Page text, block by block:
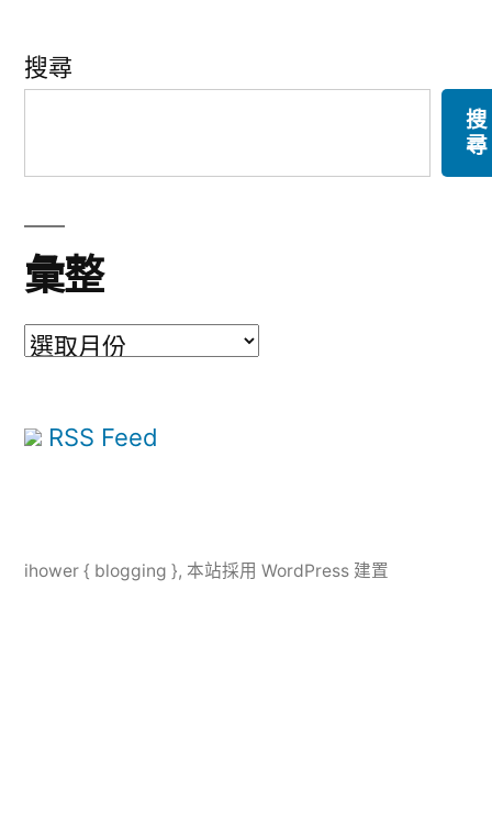
搜尋
搜
尋
彙整
彙
RSS Feed
ihower { blogging }, 本站採用 WordPress 建置